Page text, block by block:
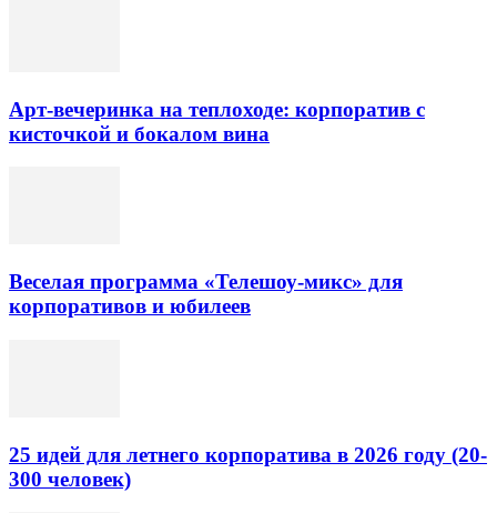
Арт-вечеринка на теплоходе: корпоратив с
кисточкой и бокалом вина
Веселая программа «Телешоу-микс» для
корпоративов и юбилеев
25 идей для летнего корпоратива в 2026 году (20-
300 человек)